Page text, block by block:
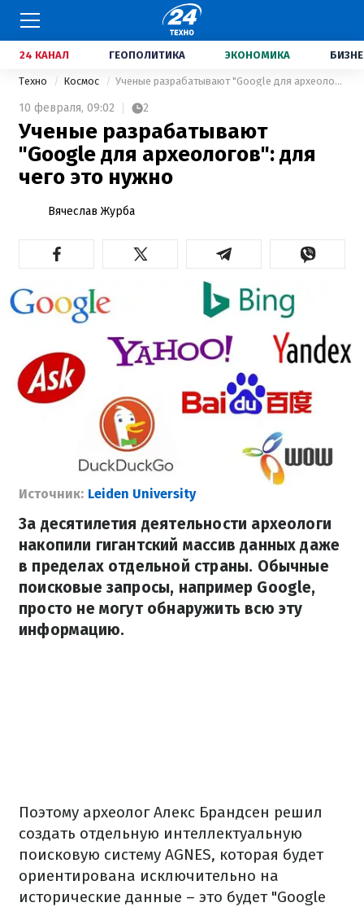
24 КАНАЛ ГЕОПОЛИТИКА ЭКОНОМИКА
Техно Космос Ученые разрабатывают "Google для археологов": для чего это нужно
10 февраля, 09:02 2
Ученые разрабатывают
"Google для археологов": для
чего это нужно
Вячеслав Журба
Источник: Leiden University
За десятилетия деятельности археологи
накопили гигантский массив данных даже
в пределах отдельной страны. Обычные
поисковые запросы, например Google,
просто не могут обнаружить всю эту
информацию.
Поэтому археолог Алекс Брандсен решил
создать отдельную интеллектуальную
поисковую систему AGNES, которая будет
ориентирована исключительно на
исторические данные – это будет "Google